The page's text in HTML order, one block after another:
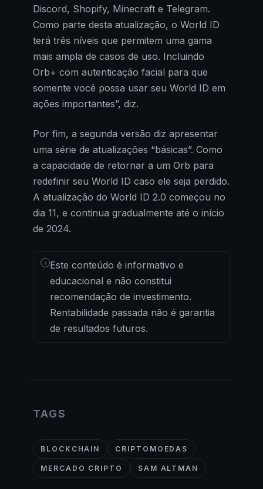
Discord, Shopify, Minecraft e Telegram.
Como parte desta atualização, o World ID
terá três níveis que permitem uma gama
mais ampla de casos de uso. Incluindo
Orb+ com autenticação facial para que
somente você possa usar seu World ID em
ações importantes”, diz.
Por fim, a segunda versão diz apresentar
uma série de atualizações “básicas”. Como
a capacidade de retornar a um Orb para
redefinir seu World ID caso ele seja perdido.
A atualização do World ID 2.0 começou no
dia 11, e continua gradualmente até o início
de 2024.
i Este conteúdo é informativo e
educacional e não constitui
recomendação de investimento.
Rentabilidade passada não é garantia
de resultados futuros.
TAGS
BLOCKCHAIN CRIPTOMOEDAS
MERCADO CRIPTO SAM ALTMAN